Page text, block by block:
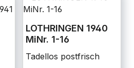
LOTHRINGEN 1940
MiNr. 1-16
Tadellos postfrisch